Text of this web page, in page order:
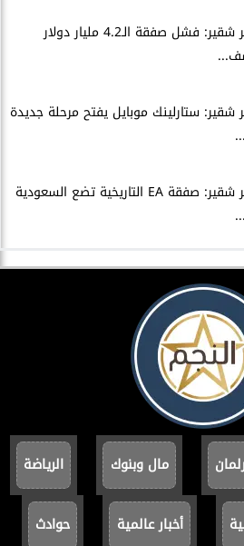
سامر شقير: فشل صفقة الـ4.2 مليار دولار
شقير: ستارلينك موبايل يفتح مرحلة جديدة
سامر شقير: صفقة EA التاريخية تضع السعودية
مال وبنوك الرياضة
أخبار عالمية حوادث